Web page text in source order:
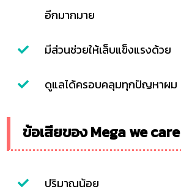
อีกมากมาย
มีส่วนช่วยให้เล็บแข็งแรงด้วย
ดูแลได้ครอบคลุมทุกปัญหาผม
ข้อเสียของ Mega we
ปริมาณน้อย